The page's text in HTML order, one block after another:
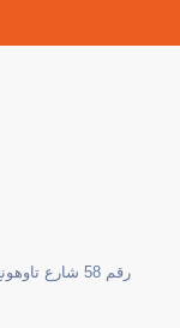
رقم 58 شارع